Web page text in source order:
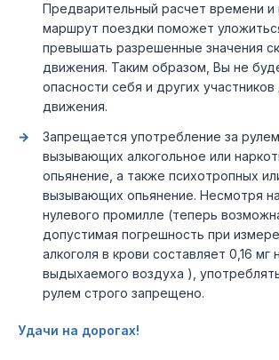
Предварительный расчет времени и
маршрут поездки поможет
превышать разрешенные значения
движения. Таким образом, Вы не
опасности себя и других
движения.
Запрещается употребление за
вызывающих алкогольное или
опьянение, а также психотропных
вызывающих опьянение. Несмотря
нулевого промилле (теперь
допустимая погрешность при
алкоголя в крови составляет 0,16 мг
выдыхаемого воздуха ),
рулем строго запрещено.
Удачи на дорогах!